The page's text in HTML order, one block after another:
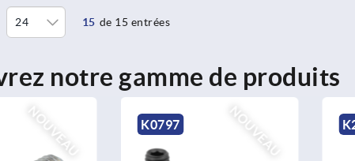
15 de 15 entrées
notre gamme de produits
NOUVEAU NOUVEAU
K0797